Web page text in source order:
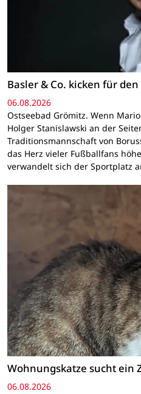
Basler & Co. kicken für
06.08.2026
Ostseebad Grömitz. Wenn
Holger Stanislawski an der
Traditionsmannschaft von
das Herz vieler Fußballfans
verwandelt sich der Sportplatz
Wohnungskatze sucht ein
06.08.2026